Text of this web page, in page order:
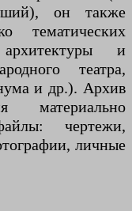
он также
тематических
и
театра,
и др.). Архив
материально
чертежи,
личные